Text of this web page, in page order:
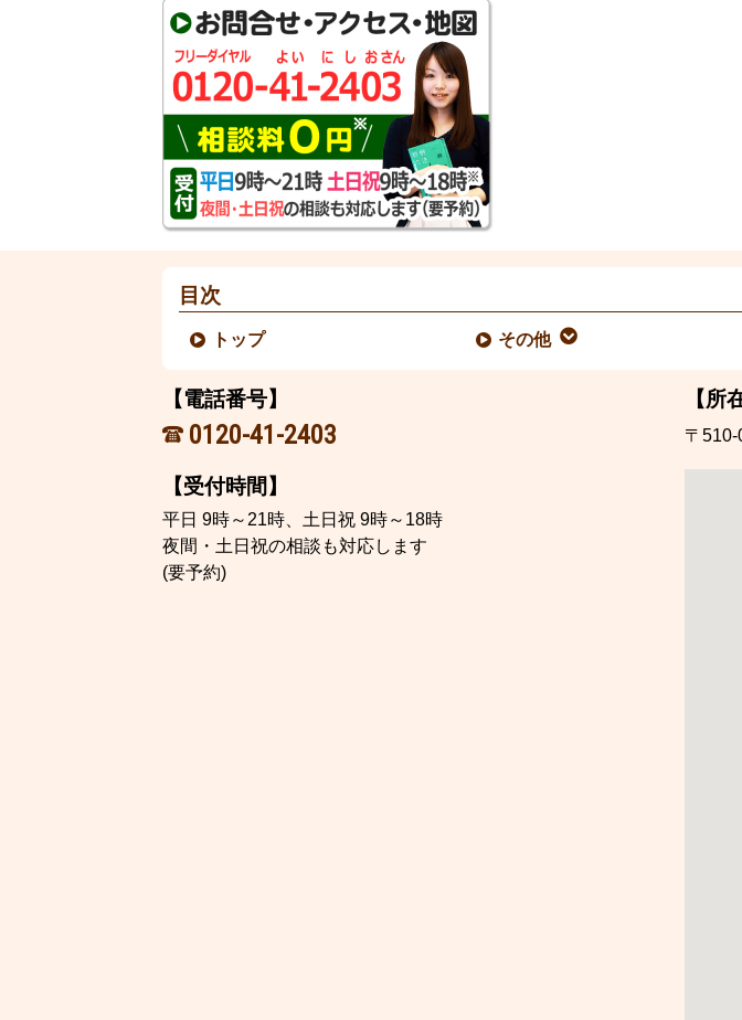
目次
トップ その他
【電話番号】
0120-41-2403
【受付時間】
平日 9時～21時、土日祝 9時～18時
夜間・土日祝の相談も対応します
(要予約)
【所
〒510-